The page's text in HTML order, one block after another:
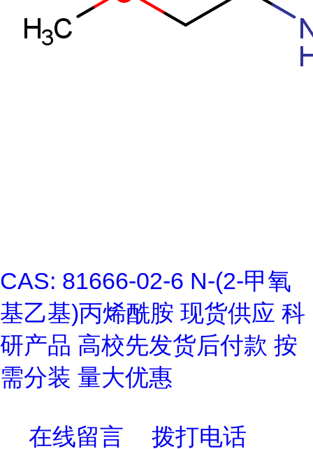
CAS: 81666-02-6 N-(2-甲氧
基乙基)丙烯酰胺 现货供应 科
研产品 高校先发货后付款 按
需分装 量大优惠
在线留言 拨打电话